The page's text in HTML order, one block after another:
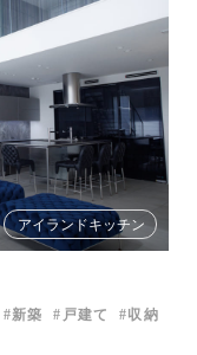
アイランドキッチン
新築 戸建て
収納